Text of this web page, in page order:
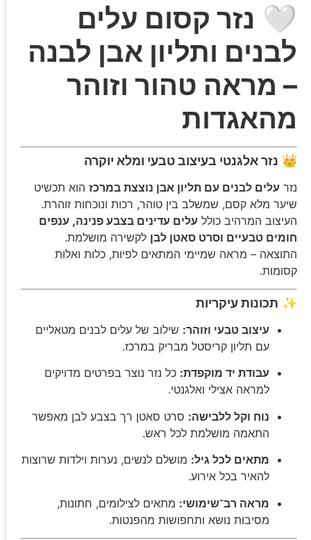
🤍 נזר קסום עלים
לבנים ותליון אבן לבנה
– מראה טהור וזוהר
מהאגדות
👑 נזר אלגנטי בעיצוב טבעי ומלא יוקרה
נזר עלים לבנים עם תליון אבן נוצצת במרכז הוא תכשיט
שיער מלא קסם, שמשלב בין טוהר, רכות ונוכחות זוהרת.
העיצוב המרהיב כולל עלים עדינים בצבע פנינה, ענפים
חומים טבעיים וסרט סאטן לבן לקשירה מושלמת.
התוצאה – מראה שמיימי המתאים לפיות, כלות ואלות
קסומות.
✨ תכונות עיקריות
עיצוב טבעי וזוהר: שילוב של עלים לבנים מטאליים
עם תליון קריסטל מבריק במרכז.
עבודת יד מוקפדת: כל נזר נוצר בפרטים מדויקים
למראה אצילי ואלגנטי.
נוח וקל ללבישה: סרט סאטן רך בצבע לבן מאפשר
התאמה מושלמת לכל ראש.
מתאים לכל גיל: מושלם לנשים, נערות וילדות שרוצות
להאיר בכל אירוע.
מראה רב־שימושי: מתאים לצילומים, חתונות,
מסיבות נושא ותחפושות מהפנטות.